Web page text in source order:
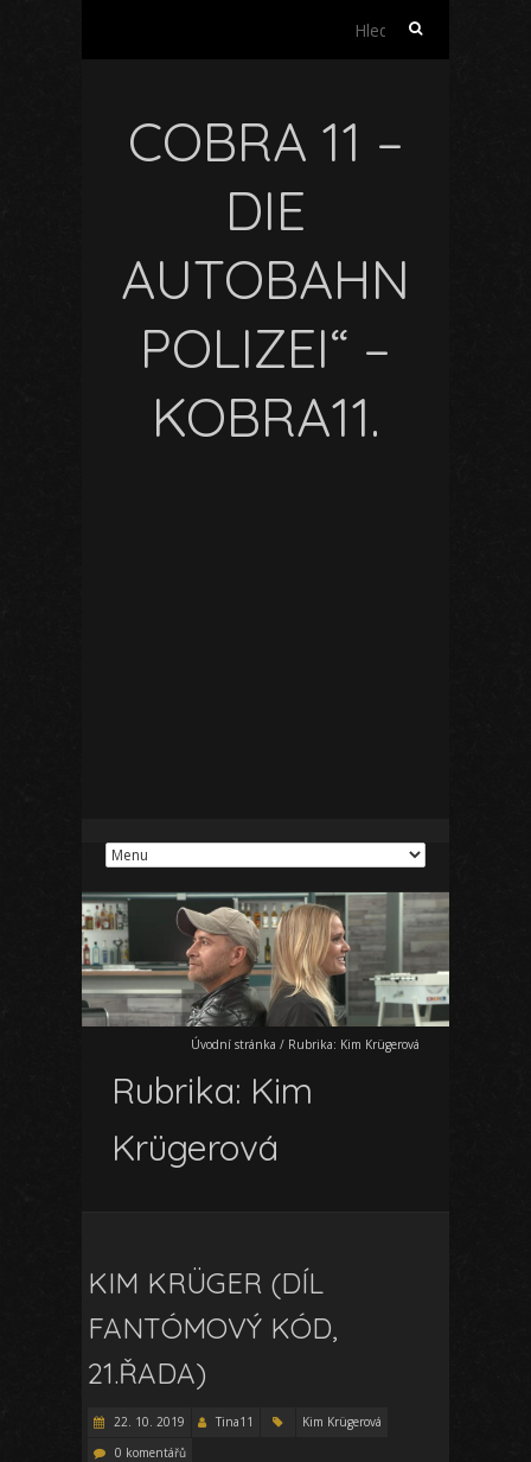
Vyhledávání
COBRA 11 –
DIE
AUTOBAHN
POLIZEI“ –
KOBRA11.
Úvodní stránka / Rubrika: Kim Krügerová
Rubrika: Kim
Krügerová
KIM KRÜGER (DÍL
FANTÓMOVÝ KÓD,
21.ŘADA)
22. 10. 2019 Tina11
Kim Krügerová
0 komentářů